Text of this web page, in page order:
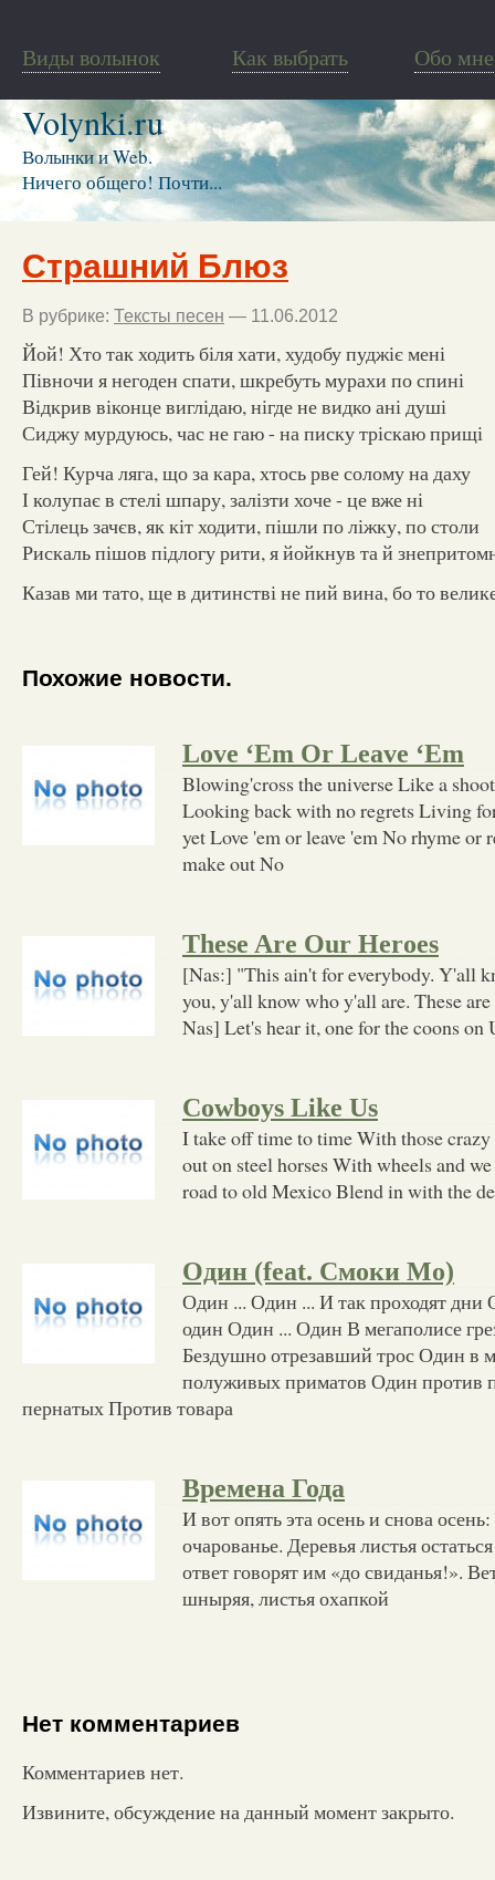
Виды волынок Как выбрать Обо мне
Volynki.ru
Волынки и Web.
Ничего общего! Почти...
Страшний Блюз
В рубрике: Тексты песен — 11.06.2012
Йой! Хто так ходить біля хати, худобу пуджіє мені
Півночи я негоден спати, шкребуть мурахи по спині
Відкрив віконце виглідаю, нігде не видко ані душі
Сиджу мурдуюсь, час не гаю - на писку тріскаю прищі
Гей! Курча ляга, що за кара, хтось рве солому на даху
І колупає в стелі шпару, залізти хоче - це вже ні
Стілець зачєв, як кіт ходити, пішли по ліжку, по столи
Рискаль пішов підлогу рити, я йойкнув та й
Казав ми тато, ще в дитинстві не пий вина, бо то
Похожие новости.
Love ‘Em Or Leave ‘Em
Blowing'cross the universe Like a
Looking back with no regrets Living
yet Love 'em or leave 'em No rhyme or
make out No
These Are Our Heroes
[Nas:] "This ain't for everybody. Y'all
you, y'all know who y'all are. These
Nas] Let's hear it, one for the coons on
Cowboys Like Us
I take off time to time With those
out on steel horses With wheels and
road to old Mexico Blend in with the
Один (feat. Смоки Мо)
Один ... Один ... И так проходят
один Один ... Один В мегаполисе
Бездушно отрезавший трос Один в
полуживых приматов Один против
пернатых Против товара
Времена Года
И вот опять эта осень и снова
очарованье. Деревья листья
ответ говорят им «до свиданья!».
шныряя, листья охапкой
Нет комментариев
Комментариев нет.
Извините, обсуждение на данный момент закрыто.